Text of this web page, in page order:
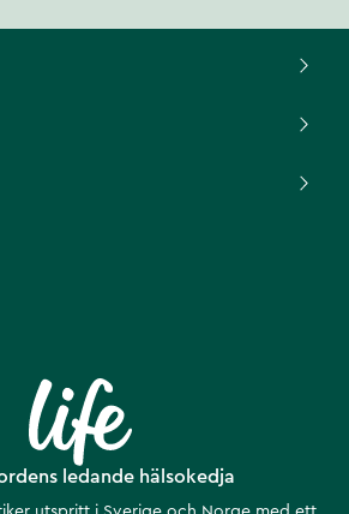
ledande hälsokedja